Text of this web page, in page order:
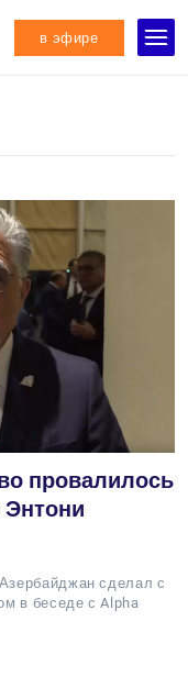
в эфире
провалилось
Энтони
сделал с
в беседе с Alpha